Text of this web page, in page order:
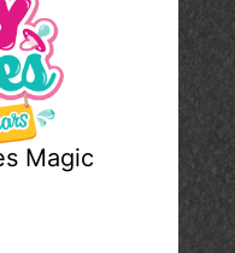
Magic